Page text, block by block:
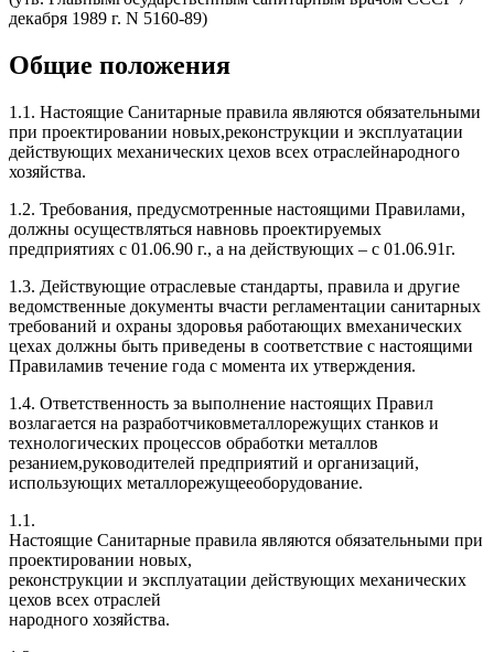
декабря 1989 г. N 5160-89)
Общие положения
1.1. Настоящие Санитарные правила являются обязательными
при проектировании новых,реконструкции и эксплуатации
действующих механических цехов всех отраслейнародного
хозяйства.
1.2. Требования, предусмотренные настоящими Правилами,
должны осуществляться навновь проектируемых
предприятиях с 01.06.90 г., а на действующих – с 01.06.91г.
1.3. Действующие отраслевые стандарты, правила и другие
ведомственные документы вчасти регламентации санитарных
требований и охраны здоровья работающих вмеханических
цехах должны быть приведены в соответствие с настоящими
Правиламив течение года с момента их утверждения.
1.4. Ответственность за выполнение настоящих Правил
возлагается на разработчиковметаллорежущих станков и
технологических процессов обработки металлов
резанием,руководителей предприятий и организаций,
использующих металлорежущееоборудование.
1.1.
Настоящие Санитарные правила являются обязательными при
проектировании новых,
реконструкции и эксплуатации действующих механических
цехов всех отраслей
народного хозяйства.